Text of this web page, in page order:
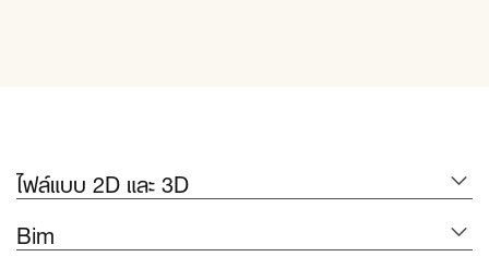
ไฟล์แบบ 2D และ 3D
Bim